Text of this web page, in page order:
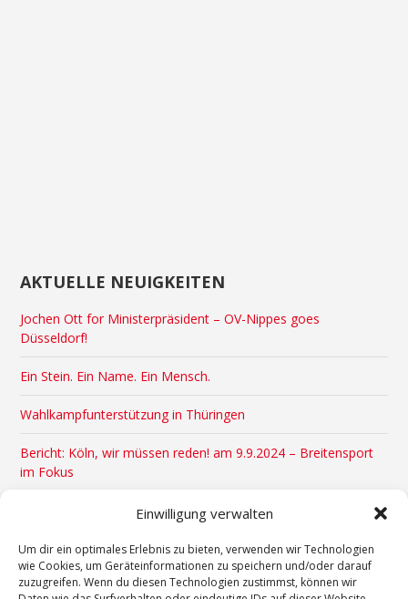
Einwilligung verwalten
Um dir ein optimales Erlebnis zu bieten, verwenden wir Technologien
wie Cookies, um Geräteinformationen zu speichern und/oder darauf
zuzugreifen. Wenn du diesen Technologien zustimmst, können wir
AKTUELLE NEUIGKEITEN
Jochen Ott for Ministerpräsident – OV-Nippes goes
Düsseldorf!
Ein Stein. Ein Name. Ein Mensch.
Wahlkampfunterstützung in Thüringen
Bericht: Köln, wir müssen reden! am 9.9.2024 – Breitensport
im Fokus
Veranstaltungstipps August & September 2024
x